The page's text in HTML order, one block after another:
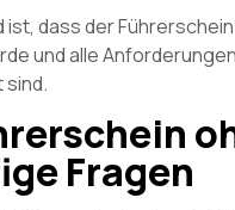
ist, dass der
und alle
sind.
Fragen